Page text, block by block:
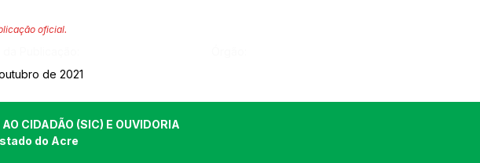
oficial.
de 2021
CIDADÃO (SIC) E OUVIDORIA
do Acre